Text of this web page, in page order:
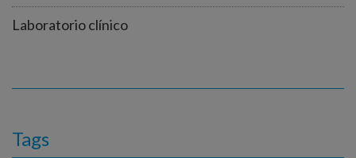
Laboratorio clínico
Tags